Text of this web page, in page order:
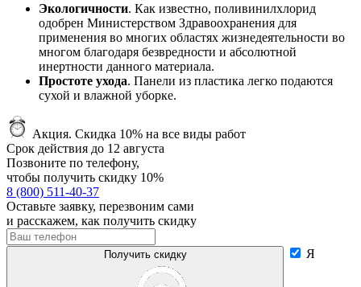
Экологичности. Как известно, поливинилхлорид
одобрен Министерством Здравоохранения для
применения во многих областях жизнедеятельности во
многом благодаря безвредности и абсолютной
инертности данного материала.
Простоте ухода. Панели из пластика легко подаются
сухой и влажной уборке.
Акция. Скидка 10% на все виды работ
Срок действия до 12 августа
Позвоните по телефону,
чтобы получить скидку 10%
8 (800) 511-40-37
Оставьте заявку, перезвоним сами
и расскажем, как получить скидку
Получить скидку Я